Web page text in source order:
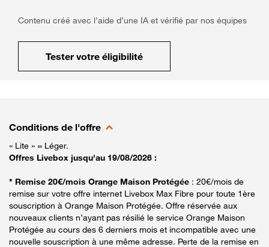
Contenu créé avec l’aide d’une IA et vérifié par nos équipes
Tester votre éligibilité
Conditions de l'offre
« Lite » = Léger.
Offres Livebox jusqu'au 19/08/2026 :
* Remise 20€/mois Orange Maison Protégée : 20€/mois de
remise sur votre offre internet Livebox Max Fibre pour toute 1ère
souscription à Orange Maison Protégée. Offre réservée aux
nouveaux clients n’ayant pas résilié le service Orange Maison
Protégée au cours des 6 derniers mois et incompatible avec une
nouvelle souscription à une même adresse. Perte de la remise en